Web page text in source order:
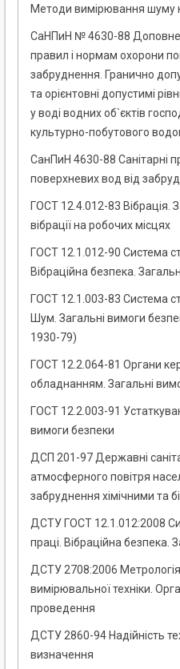
Методи вимірювання шуму
СаНПиН № 4630-88
правил і нормам охорони
забруднення. Гранично
та орієнтовні допустимі
у воді водних об`єктів
культурно-побутового
СанПиН 4630-88 Санітарні
поверхневих вод від
ГОСТ 12.4.012-83 Вібрація.
вібрації на робочих місцях
ГОСТ 12.1.012-90 Система
Вібраційна безпека.
ГОСТ 12.1.003-83 Система
Шум. Загальні вимоги
1930-79)
ГОСТ 12.2.064-81 Органи
обладнанням. Загальні
ГОСТ 12.2.003-91
вимоги безпеки
ДСП 201-97 Державні
атмосферного повітря
забруднення хімічними та
ДСТУ ГОСТ 12.1.012:2008
праці. Вібраційна безпека.
ДСТУ 2708:2006
вимірювальної техніки.
проведення
ДСТУ 2860-94 Надійність
визначення